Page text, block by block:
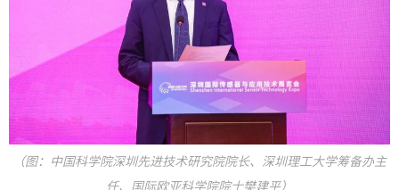
（图：中国科学院深圳先进技术研究院院长、深圳理工大学筹备办主
任、国际欧亚科学院院士樊建平）